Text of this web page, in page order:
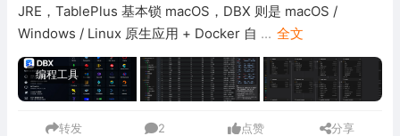
JRE，TablePlus 基本锁 macOS，DBX 则是 macOS /
Windows / Linux 原生应用 + Docker 自 ... 全文
编程工具
转发 2 点赞 分享